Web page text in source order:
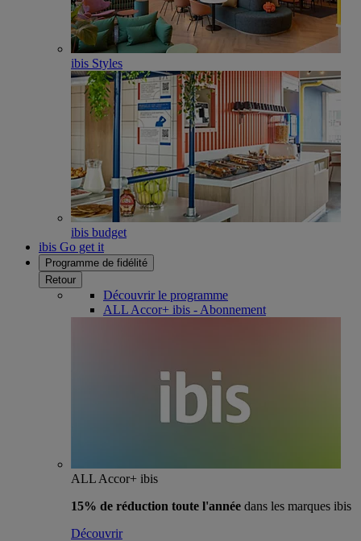
ibis Styles
ibis budget
ibis Go get it
Programme de fidélité
Retour
Découvrir le programme
ALL Accor+ ibis - Abonnement
ALL Accor+ ibis
15% de réduction toute l'année dans les marques ibis
Découvrir